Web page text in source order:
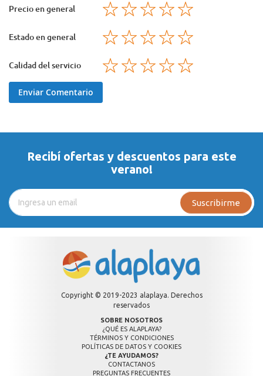
Precio en general
star
stars
stars
stars
Estado en general
star
stars
stars
stars
Calidad del servicio
star
stars
stars
stars
Enviar Comentario
Recibí ofertas y descuentos para este
verano!
Suscribirme
Copyright © 2019-2023 alaplaya. Derechos
reservados
SOBRE NOSOTROS
¿QUÉ ES ALAPLAYA?
TÉRMINOS Y CONDICIONES
POLÍTICAS DE DATOS Y COOKIES
¿TE AYUDAMOS?
CONTACTANOS
PREGUNTAS FRECUENTES